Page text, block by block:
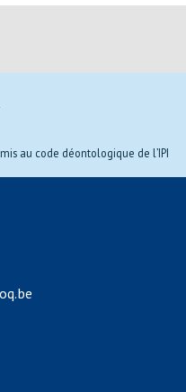
au code déontologique de l’IPI